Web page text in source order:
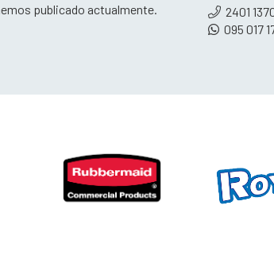
publicado actualmente.
2401
095 017